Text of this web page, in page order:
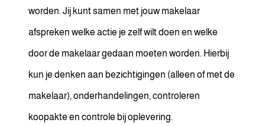
worden. Jij kunt samen met jouw makelaar
afspreken welke actie je zelf wilt doen en welke
door de makelaar gedaan moeten worden. Hierbij
kun je denken aan bezichtigingen (alleen of met de
makelaar), onderhandelingen, controleren
koopakte en controle bij oplevering.